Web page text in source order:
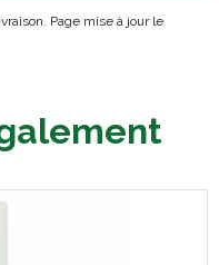
Page mise à jour le